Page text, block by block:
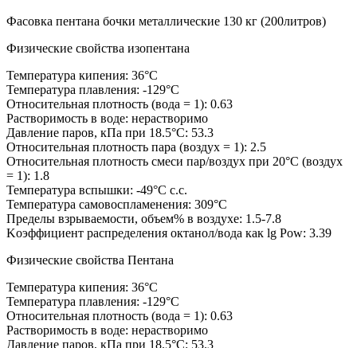
Фасовка пентана бочки металлические 130 кг (200литров)
Физические свойства изопентана
Температура кипения: 36°C
Температура плавления: -129°C
Относительная плотность (вода = 1): 0.63
Растворимость в воде: нерастворимо
Давление паров, кПа при 18.5°C: 53.3
Относительная плотность пара (воздух = 1): 2.5
Относительная плотность смеси пар/воздух при 20°C (воздух
= 1): 1.8
Температура вспышки: -49°C c.c.
Температура самовоспламенения: 309°C
Пределы взрываемости, объем% в воздухе: 1.5-7.8
Koэффициент распределения октанол/вода как lg Pow: 3.39
Физические свойства Пентана
Температура кипения: 36°C
Температура плавления: -129°C
Относительная плотность (вода = 1): 0.63
Растворимость в воде: нерастворимо
Давление паров, кПа при 18.5°C: 53.3